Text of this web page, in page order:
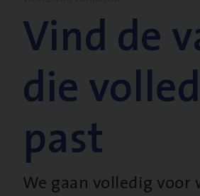
Vind de
die
past
We gaan volledig